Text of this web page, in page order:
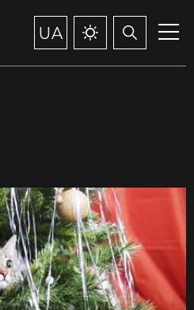
UA